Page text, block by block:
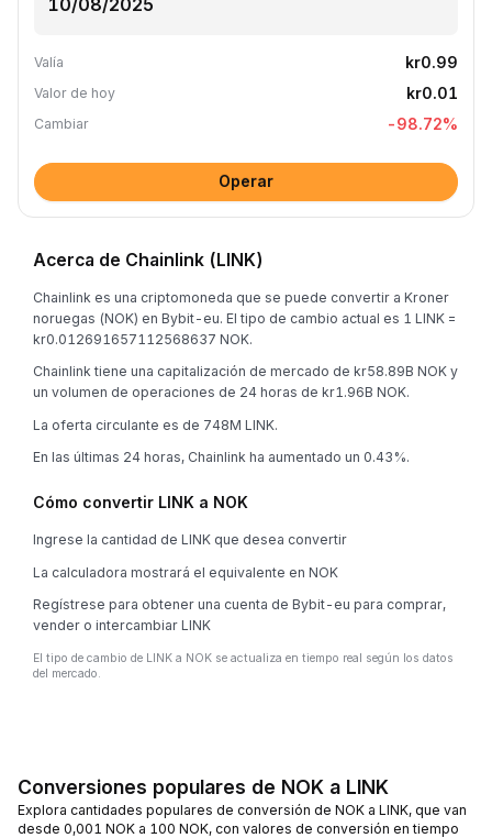
Valía kr0.99
Valor de hoy kr0.01
Cambiar -98.72%
Operar
Acerca de Chainlink (LINK)
Chainlink es una criptomoneda que se puede convertir a Kroner
noruegas (NOK) en Bybit-eu. El tipo de cambio actual es 1 LINK =
kr0.012691657112568637 NOK.
Chainlink tiene una capitalización de mercado de kr58.89B NOK y
un volumen de operaciones de 24 horas de kr1.96B NOK.
La oferta circulante es de 748M LINK.
En las últimas 24 horas, Chainlink ha aumentado un 0.43%.
Cómo convertir LINK a NOK
Ingrese la cantidad de LINK que desea convertir
La calculadora mostrará el equivalente en NOK
Regístrese para obtener una cuenta de Bybit-eu para comprar,
vender o intercambiar LINK
El tipo de cambio de LINK a NOK se actualiza en tiempo real según los datos
del mercado.
Conversiones populares de NOK a LINK
Explora cantidades populares de conversión de NOK a LINK, que van
desde 0,001 NOK a 100 NOK, con valores de conversión en tiempo